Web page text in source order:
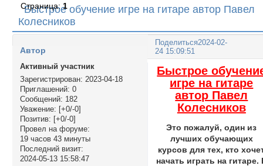
Быстрое обучение игре на гитаре автор Павел
Колесников
Страница:1
Поделиться2024-02-
24 15:09:51
Автор
Активный участник
Зарегистрирован: 2023-04-18
Приглашений: 0
Сообщений: 182
Уважение: [+0/-0]
Позитив: [+0/-0]
Провел на форуме:
19 часов 43 минуты
Последний визит:
2024-05-13 15:58:47
Быстрое
игре на гитаре
автор Павел
Колесников
Это пожалуй, один из
лучших обучающих
курсов для тех, кто
начать играть на гитаре.